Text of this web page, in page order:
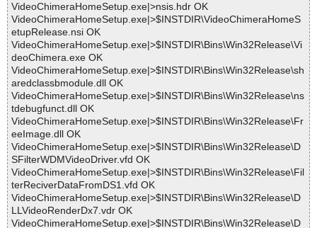
VideoChimeraHomeSetup.exe|>nsis.hdr OK
VideoChimeraHomeSetup.exe|>$INSTDIR\VideoChimeraHomeS
etupRelease.nsi OK
VideoChimeraHomeSetup.exe|>$INSTDIR\Bins\Win32Release\Vi
deoChimera.exe OK
VideoChimeraHomeSetup.exe|>$INSTDIR\Bins\Win32Release\sh
aredclassbmodule.dll OK
VideoChimeraHomeSetup.exe|>$INSTDIR\Bins\Win32Release\ns
tdebugfunct.dll OK
VideoChimeraHomeSetup.exe|>$INSTDIR\Bins\Win32Release\Fr
eeImage.dll OK
VideoChimeraHomeSetup.exe|>$INSTDIR\Bins\Win32Release\D
SFilterWDMVideoDriver.vfd OK
VideoChimeraHomeSetup.exe|>$INSTDIR\Bins\Win32Release\Fil
terReciverDataFromDS1.vfd OK
VideoChimeraHomeSetup.exe|>$INSTDIR\Bins\Win32Release\D
LLVideoRenderDx7.vdr OK
VideoChimeraHomeSetup.exe|>$INSTDIR\Bins\Win32Release\D